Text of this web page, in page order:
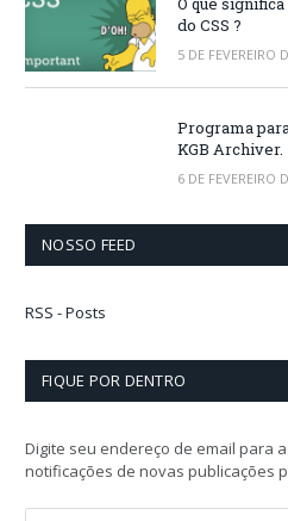
do CSS ?
5 DE FEVEREIRO
Programa
KGB Archiver.
6 DE FEVEREIRO
NOSSO FEED
RSS - Posts
FIQUE POR DENTRO
Digite seu endereço de email para
notificações de novas publicações